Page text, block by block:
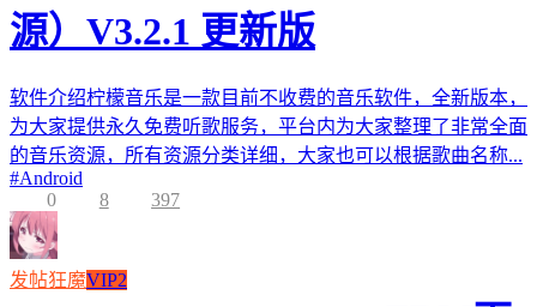
源）V3.2.1 更新版
软件介绍柠檬音乐是一款目前不收费的音乐软件，全新版本，
为大家提供永久免费听歌服务，平台内为大家整理了非常全面
的音乐资源，所有资源分类详细，大家也可以根据歌曲名称...
#Android
0
8 397
发帖狂魔VIP2